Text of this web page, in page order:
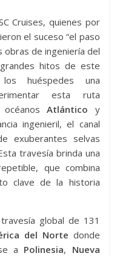
Cruises, quienes por
el suceso “el paso
obras de ingeniería del
hitos de este
huéspedes una
esta ruta
océanosAtlántico y
ingenieril, el canal
exuberantes selvas
travesía brinda una
que combina
clave de la historia
global de 131
del Norte donde
a Polinesia, Nueva